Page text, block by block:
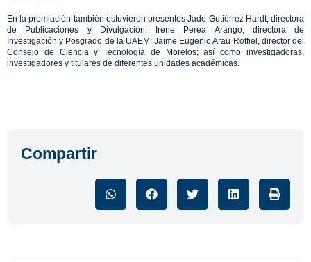
En la premiación también estuvieron presentes Jade Gutiérrez Hardt, directora
de Publicaciones y Divulgación; Irene Perea Arango, directora de
Investigación y Posgrado de la UAEM; Jaime Eugenio Arau Roffiel, director del
Consejo de Ciencia y Tecnología de Morelos; así como investigadoras,
investigadores y titulares de diferentes unidades académicas.
Compartir